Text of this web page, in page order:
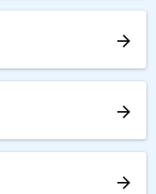
arrow_forward
arrow_forward
arrow_forward